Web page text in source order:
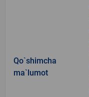
Qo`shimcha
ma`lumot